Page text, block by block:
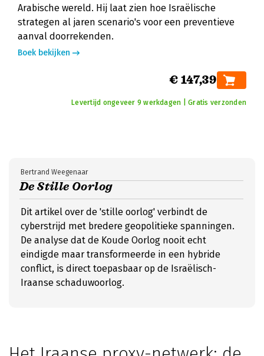
Arabische wereld. Hij laat zien hoe Israëlische
strategen al jaren scenario's voor een preventieve
aanval doorrekenden.
Boek bekijken
€ 147,39
Levertijd ongeveer 9 werkdagen | Gratis verzonden
De Stille Oorlog
Bertrand Weegenaar
Dit artikel over de 'stille oorlog' verbindt de
cyberstrijd met bredere geopolitieke spanningen.
De analyse dat de Koude Oorlog nooit echt
eindigde maar transformeerde in een hybride
conflict, is direct toepasbaar op de Israëlisch-
Iraanse schaduwoorlog.